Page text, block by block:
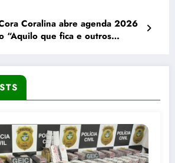
Coralina abre agenda 2026
“Aquilo que fica e outros